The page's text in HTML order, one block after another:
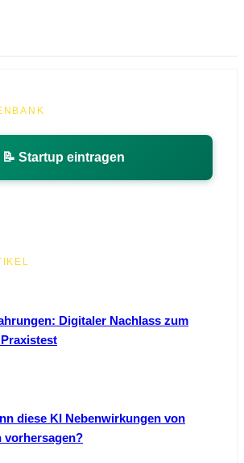
📝 Startup eintragen
Digitaler Nachlass zum
diese KI Nebenwirkungen von
vorhersagen?